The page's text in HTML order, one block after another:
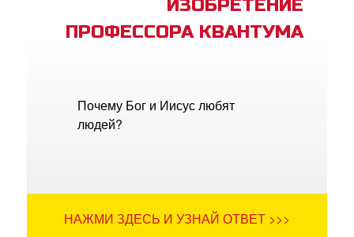
ИЗОБРЕТЕНИЕ
ПРОФЕССОРА КВАНТУМА
Почему Бог и Иисус любят
людей?
НАЖМИ ЗДЕСЬ И УЗНАЙ ОТВЕТ >>>